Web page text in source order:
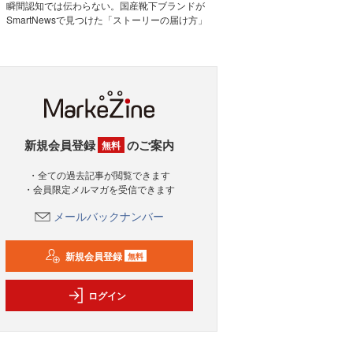
瞬間認知では伝わらない。国産靴下ブランドが
SmartNewsで見つけた「ストーリーの届け方」
新規会員登録 無料 のご案内
・全ての過去記事が閲覧できます
・会員限定メルマガを受信できます
メールバックナンバー
新規会員登録 無料
ログイン